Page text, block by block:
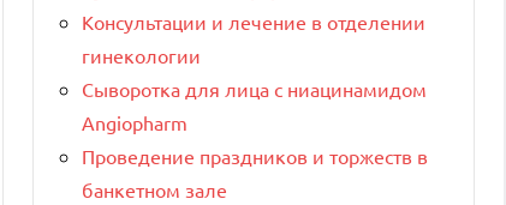
Консультации и лечение в отделении
гинекологии
Сыворотка для лица с ниацинамидом
Angiopharm
Проведение праздников и торжеств в
банкетном зале